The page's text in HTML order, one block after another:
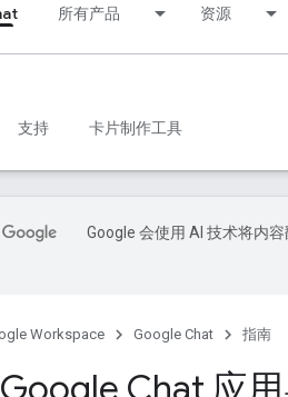
所有产品 资源
支持 卡片制作工具
Google 会使用 AI 技术将内
Workspace Google Chat 指南
Chat 应